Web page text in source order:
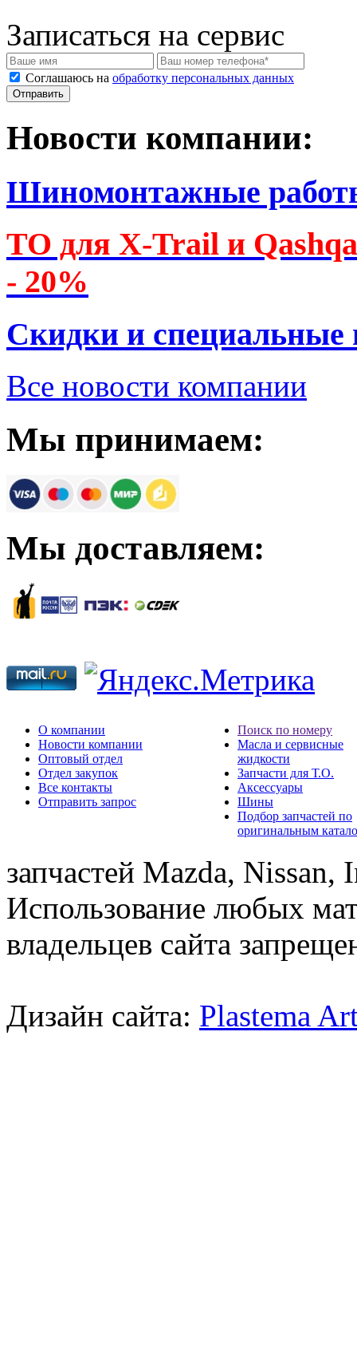
Записаться на сервис
Соглашаюсь на обработку персональных данных
Новости компании:
Шиномонтажные
ТО для X-Trail и
- 20%
Скидки и специальные
Все новости компании
Мы принимаем:
Мы доставляем:
О компании
Новости компании
Оптовый отдел
Отдел закупок
Все контакты
Отправить запрос
Поиск по номеру
Масла и сервисные
жидкости
Запчасти для Т.О.
Аксессуары
Шины
Подбор запчастей по
оригинальным
запчастей Mazda,
Использование любых
владельцев сайта
Дизайн сайта: Plastema